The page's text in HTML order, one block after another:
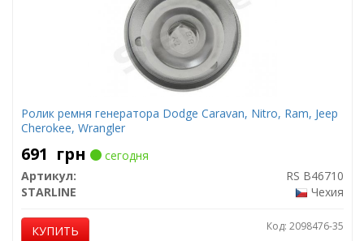
Ролик ремня генератора Dodge Caravan, Nitro, Ram, Jeep
Cherokee, Wrangler
691 грн
сегодня
Артикул:
RS B46710
STARLINE
Чехия
КУПИТЬ Код: 2098476-35